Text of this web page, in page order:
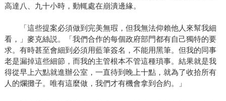
高達八、九十小時，動輒處在崩潰邊緣。
「這些提案必須做到完美無瑕，但我無法仰賴他人來幫我細
看，」麥克絲説。「我們合作的每個政府部門都有自己獨特的要
求。有時甚至會細到必須用藍筆簽名，不能用黑筆。但我的同事
老是漏掉這些細節，而我的主管根本不管這種瑣事。結果就是我
得從早上六點就進辦公室，一直待到晚上十點，就為了收拾所有
人的爛攤子。唯有這麼做，我們才有機會拿到合約。」